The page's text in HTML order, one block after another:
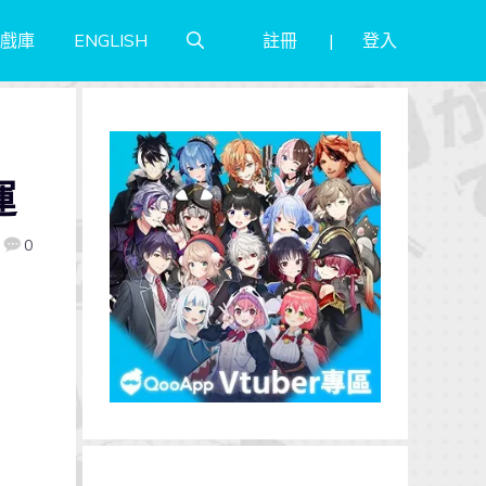
庫 ENGLISH 註冊 登入
0